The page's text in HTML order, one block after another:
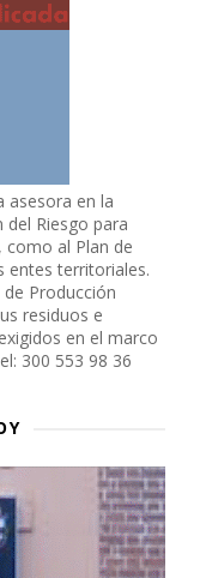
asesora en la
Riesgo para
como al Plan de
entes territoriales.
Producción
residuos e
en el marco
300 553 98 36